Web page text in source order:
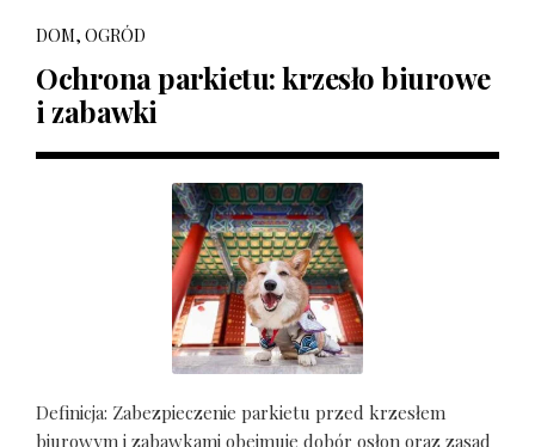
DOM, OGRÓD
Ochrona parkietu: krzesło biurowe
i zabawki
Definicja: Zabezpieczenie parkietu przed krzesłem
biurowym i zabawkami obejmuje dobór osłon oraz zasad